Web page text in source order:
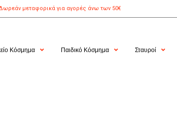
μεταφορικά για αγορές άνω των 50€
Κόσμημα Παιδικό Κόσμημα Σταυροί